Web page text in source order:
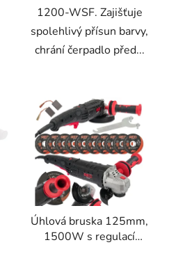
1200-WSF. Zajišťuje
spolehlivý přísun barvy,
chrání čerpadlo před...
Úhlová bruska 125mm,
1500W s regulací